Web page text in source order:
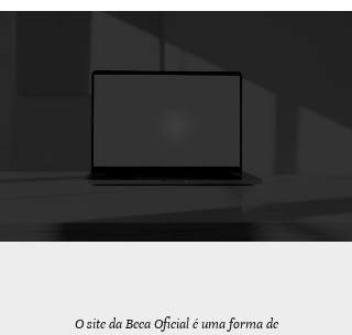
O site da Beca Oficial é uma forma de